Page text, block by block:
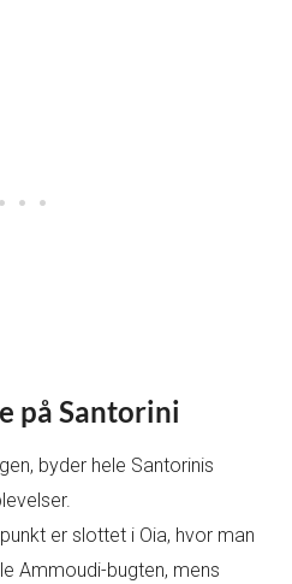
på Santorini
byder hele Santorinis
er slottet i Oia, hvor man
Ammoudi-bugten, mens